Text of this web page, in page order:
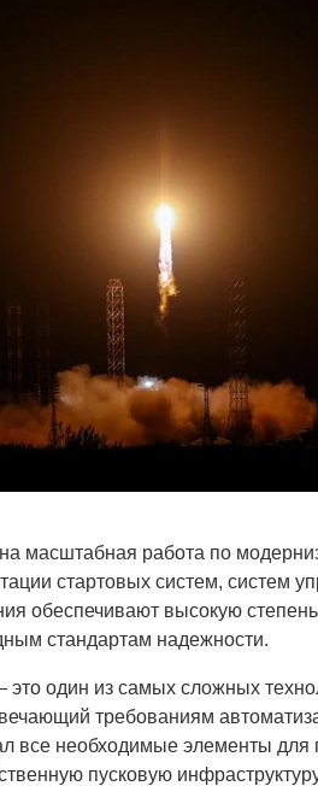
масштабная работа по
стартовых систем, систем
обеспечивают высокую
стандартам надежности.
один из самых сложных
требованиям
все необходимые элементы для
пусковую